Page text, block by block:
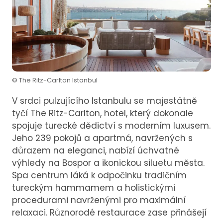
© The Ritz-Carlton Istanbul
V srdci pulzujícího Istanbulu se majestátně
tyčí The Ritz-Carlton, hotel, který dokonale
spojuje turecké dědictví s moderním luxusem.
Jeho 239 pokojů a apartmá, navržených s
důrazem na eleganci, nabízí úchvatné
výhledy na Bospor a ikonickou siluetu města.
Spa centrum láká k odpočinku tradičním
tureckým hammamem a holistickými
procedurami navrženými pro maximální
relaxaci. Různorodé restaurace zase přinášejí